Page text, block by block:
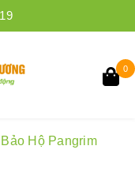
0
Hộ Pangrim